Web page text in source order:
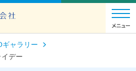
ギャラリー
デー